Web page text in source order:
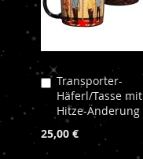
Transporter-
Häferl/Tasse mit
Hitze-Änderung
25,00 €
In
den
Warenkorb